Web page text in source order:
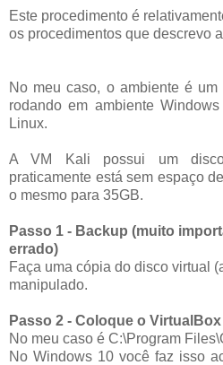
Este procedimento é
os procedimentos que descrevo
No meu caso, o ambiente é
rodando em ambiente
Linux.
A VM Kali possui um
praticamente está sem espaço
o mesmo para 35GB.
Passo 1 - Backup (muito
errado)
Faça uma cópia do disco virtual
manipulado.
Passo 2 - Coloque o
No meu caso é C:\Program
No Windows 10 você faz isso